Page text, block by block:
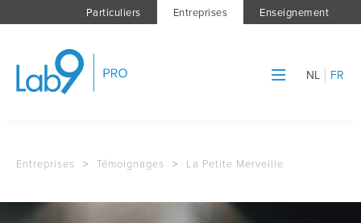
Particuliers Entreprises Enseignement
NL FR
Entreprises > Témoignages > La Petite Merveille